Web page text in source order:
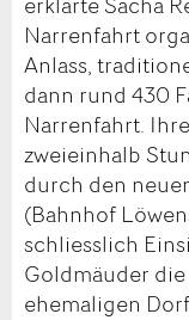
Narrenfahrt
Anlass,
dann rund 430
Narrenfahrt.
zweieinhalb
durch den
(Bahnhof
schliesslich
Goldmäuder
ehemaligen